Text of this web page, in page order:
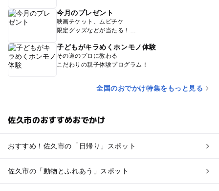
今月のプレゼント
映画チケット、ムビチケ
限定グッズなどが当たる！
子どもがキラめくホンモノ体験
その道のプロに教わる
こだわりの親子体験プログラム！
全国のおでかけ特集をもっと見る
佐久市のおすすめおでかけ
おすすめ！佐久市の「日帰り」スポット
佐久市の「動物とふれあう」スポット